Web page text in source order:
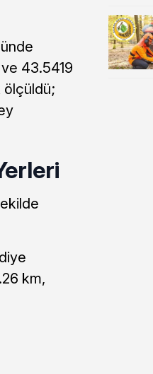
43.5419
ölçüldü;
km,